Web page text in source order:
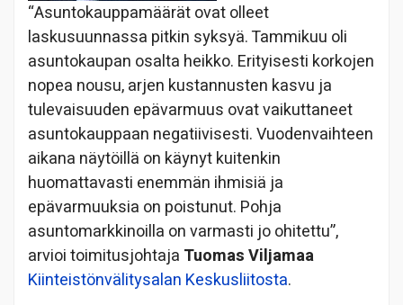
“Asuntokauppamäärät ovat olleet
laskusuunnassa pitkin syksyä. Tammikuu oli
asuntokaupan osalta heikko. Erityisesti korkojen
nopea nousu, arjen kustannusten kasvu ja
tulevaisuuden epävarmuus ovat vaikuttaneet
asuntokauppaan negatiivisesti. Vuodenvaihteen
aikana näytöillä on käynyt kuitenkin
huomattavasti enemmän ihmisiä ja
epävarmuuksia on poistunut. Pohja
asuntomarkkinoilla on varmasti jo ohitettu”,
arvioi toimitusjohtaja Tuomas Viljamaa
Kiinteistönvälitysalan Keskusliitosta.